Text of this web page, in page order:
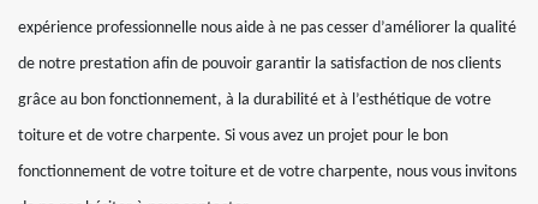
expérience professionnelle nous aide à ne pas cesser d’améliorer la qualité
de notre prestation afin de pouvoir garantir la satisfaction de nos clients
grâce au bon fonctionnement, à la durabilité et à l’esthétique de votre
toiture et de votre charpente. Si vous avez un projet pour le bon
fonctionnement de votre toiture et de votre charpente, nous vous invitons